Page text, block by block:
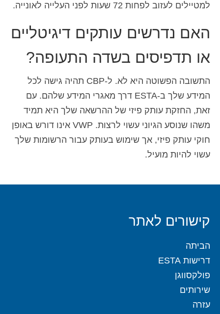
למטיילים לעזוב לפחות 72 שעות לפני העלייה לאונייה.
האם נדרשים עותקים דיגיטליים
או תדפיסים בשדה התעופה?
התשובה הפשוטה היא לא. ל-CBP תהיה גישה לכל
המידע שלך ב-ESTA דרך מאגרי המידע שלהם. עם
זאת, החזקת עותק פיזי של ההרשאה שלך היא תמיד
משהו שנוסע הגיוני עשוי לרצות. VWP אינו דורש באופן
חוקי עותק פיזי, אך שימוש בעותק עבור הרשומות שלך
עשוי להיות מועיל.
קישורים לאתר
הביתה
דרישות ESTA
פולקסווגן
שירותים
עזרה